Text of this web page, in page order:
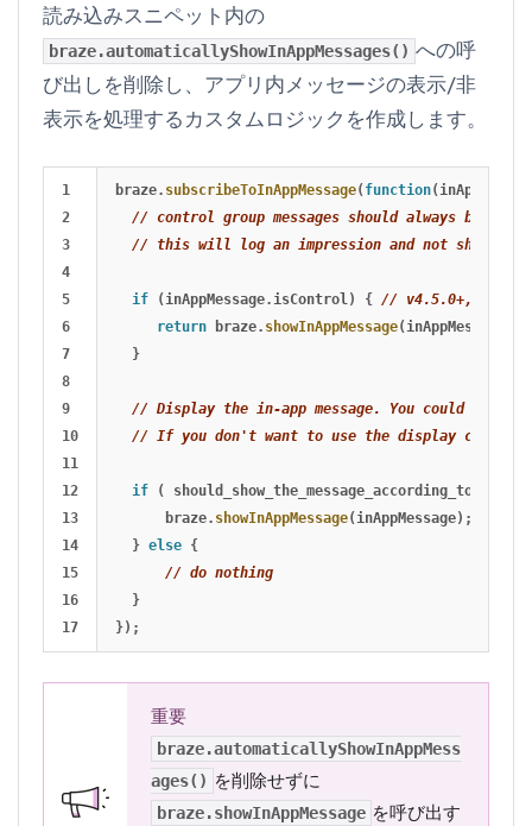
読み込みスニペット内の
braze.automaticallyShowInAppMessages() への呼
び出しを削除し、アプリ内メッセージの表示/非
表示を処理するカスタムロジックを作成します。
1
2
3
4
5
6
7
8
9
10
11
12
13
14
15
16
braze. subscribeToInAppMessage(function(
// control group messages should always be
// this will log an impression and not show a
if (inAppMessage. isControl ) { // v4.5.0+,
return
braze. showInAppMessage(inAppMessage
}
// Display the in-app message. You could defer
// If you don't want to use the display
if (
braze. showInAppMessage(inAppMessage);
} else {
// do nothing
}
});
重要
braze.automaticallyShowInAppMess
ages() を削除せずに
braze.showInAppMessage を呼び出す